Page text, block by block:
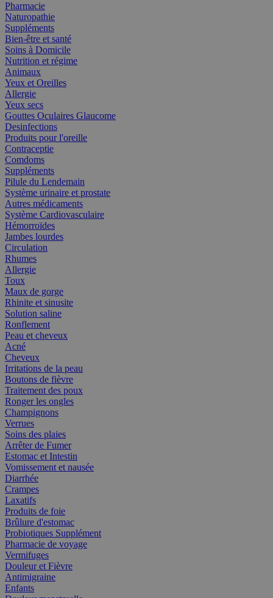
Pharmacie
Naturopathie
Suppléments
Bien-être et santé
Soins à Domicile
Nutrition et régime
Animaux
Yeux et Oreilles
Allergie
Yeux secs
Gouttes Oculaires Glaucome
Desinfections
Produits pour l'oreille
Contraceptie
Comdoms
Suppléments
Pilule du Lendemain
Système urinaire et prostate
Autres médicaments
Système Cardiovasculaire
Hémorroïdes
Jambes lourdes
Circulation
Rhumes
Allergie
Toux
Maux de gorge
Rhinite et sinusite
Solution saline
Ronflement
Peau et cheveux
Acné
Cheveux
Irritations de la peau
Boutons de fièvre
Traitement des poux
Ronger les ongles
Champignons
Verrues
Soins des plaies
Arrêter de Fumer
Estomac et Intestin
Vomissement et nausée
Diarrhée
Crampes
Laxatifs
Produits de foie
Brûlure d'estomac
Probiotiques Supplément
Pharmacie de voyage
Vermifuges
Douleur et Fièvre
Antimigraine
Enfants